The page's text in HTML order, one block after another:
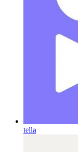
tella